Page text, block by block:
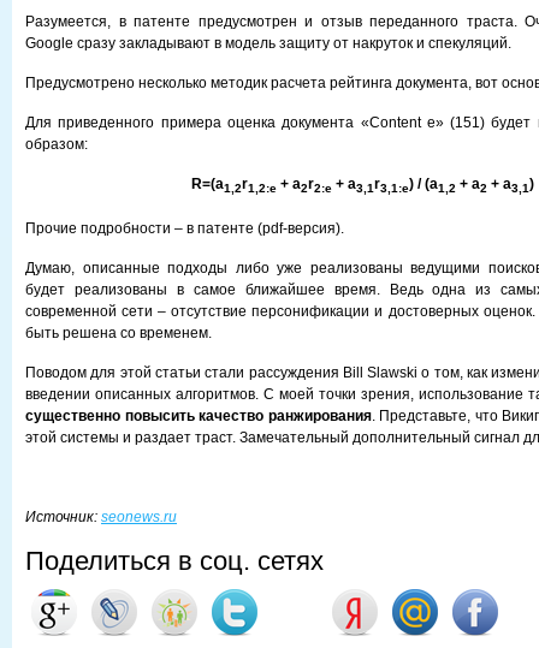
Разумеется, в патенте предусмотрен и отзыв переданного траста.
Google сразу закладывают в модель защиту от накруток и спекуляций.
Предусмотрено несколько методик расчета рейтинга документа, вот
Для приведенного примера оценка документа «Content e» (151)
образом:
R=(a1,2r1,2:e + a2r2:e + a3,1r3,1:e) / (a1,2 + a2 + a3,1)
Прочие подробности – в патенте (pdf-версия).
Думаю, описанные подходы либо уже реализованы ведущими
будет реализованы в самое ближайшее время. Ведь одна из
современной сети – отсутствие персонификации и достоверных
быть решена со временем.
Поводом для этой статьи стали рассуждения Bill Slawski о том, как
введении описанных алгоритмов. С моей точки зрения, использование
существенно повысить качество ранжирования. Представьте, что
этой системы и раздает траст. Замечательный дополнительный сигнал
Источник: seonews.ru
Поделиться в соц. сетях